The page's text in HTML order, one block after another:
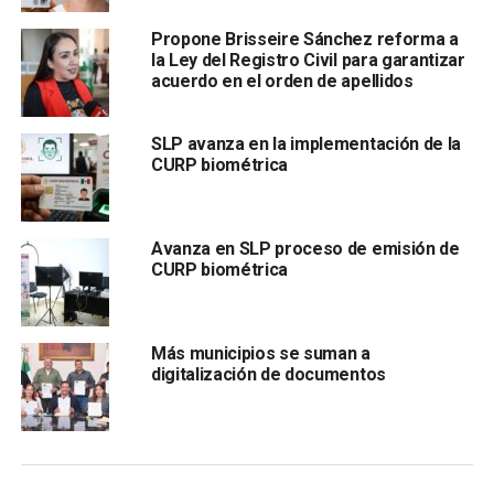
Agregó que se proyecta una cuarta oficina en Rioverde;
como parte del plan de modernización, también se puso
en marcha la digitalización de actas de nacimiento,
defunción y matrimonio, comenzando en la región del
Altiplano.
También lee:
con oficina de negocio en Japón
ARTÍCULOS RELACIONADOS:
Propone Brisseire Sánchez reforma a
la Ley del Registro Civil para garantizar
acuerdo en el orden de apellidos
SLP avanza en la implementación de la
CURP biométrica
Avanza en SLP proceso de emisión de
CURP biométrica
Más municipios se suman a
digitalización de documentos